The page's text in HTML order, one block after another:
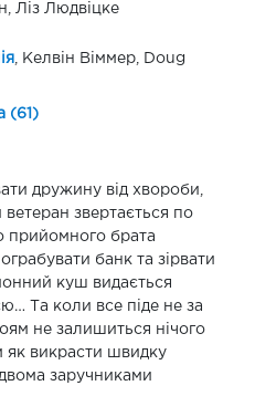
Ліз Людвіцке
, Келвін Віммер, Doug
(61)
дружину від хвороби,
звертається по
прийомного брата
банк та зірвати
куш видається
Та коли все піде не за
не залишиться нічого
як викрасти швидку
заручниками